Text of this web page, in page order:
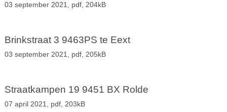
03 september 2021, pdf, 204kB
Brinkstraat 3 9463PS te Eext
03 september 2021, pdf, 205kB
Straatkampen 19 9451 BX Rolde
07 april 2021, pdf, 203kB